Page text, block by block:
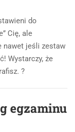
do
Cię, ale
nawet jeśli zestaw
Wystarczy, że
?
egzaminu